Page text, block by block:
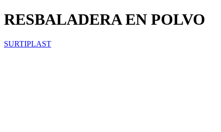
RESBALADERA EN POLVO
SURTIPLAST